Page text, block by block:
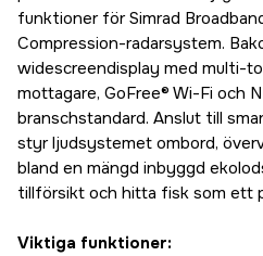
funktioner för Simrad
Compression-radarsystem.
widescreendisplay med multi-
mottagare, GoFree® Wi-Fi och
branschstandard. Anslut till
styr ljudsystemet ombord,
bland en mängd inbyggd
tillförsikt och hitta fisk som ett
Viktiga funktioner: